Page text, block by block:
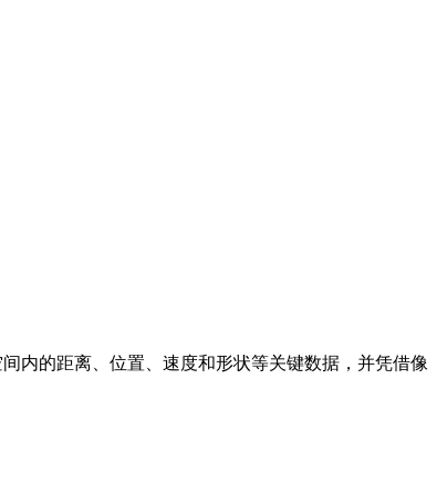
内的距离、位置、速度和形状等关键数据，并凭借像